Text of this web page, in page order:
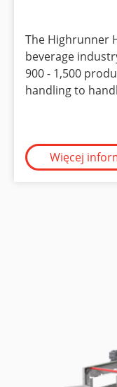
The Highrunner
beverage
900 - 1,500
handling to
Więcej